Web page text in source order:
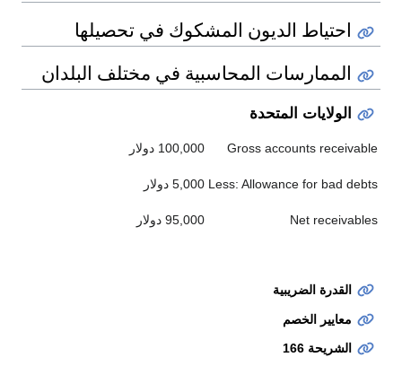
احتياط الديون المشكوك في تحصيلها
الممارسات المحاسبية في مختلف البلدان
الولايات المتحدة
Gross accounts receivable 100,000 دولار
Less: Allowance for bad debts 5,000 دولار
Net receivables 95,000 دولار
القدرة الضريبية
معايير الخصم
الشريحة 166